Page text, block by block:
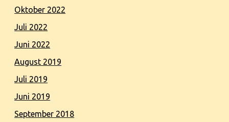
Oktober 2022
Juli 2022
Juni 2022
August 2019
Juli 2019
Juni 2019
September 2018